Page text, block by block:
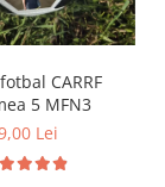
CARRF
5 MFN3
Lei